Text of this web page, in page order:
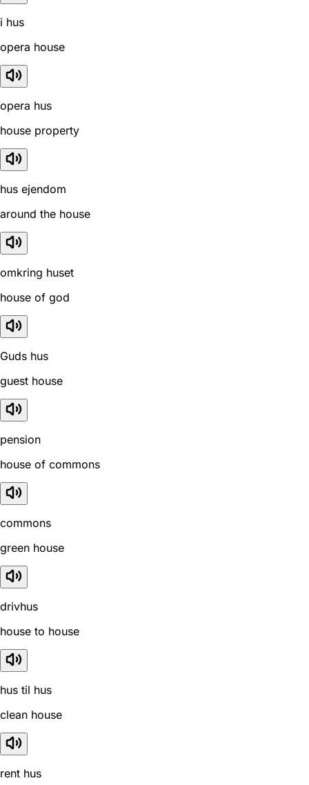
i hus
opera house
opera hus
house property
hus ejendom
around the house
omkring huset
house of god
Guds hus
guest house
pension
house of commons
commons
green house
drivhus
house to house
hus til hus
clean house
rent hus